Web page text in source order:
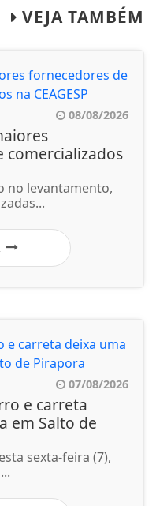
VEJA TAMBÉM
08/08/2026
comercializados
no levantamento,
07/08/2026
e carreta
em Salto de
sexta-feira (7),